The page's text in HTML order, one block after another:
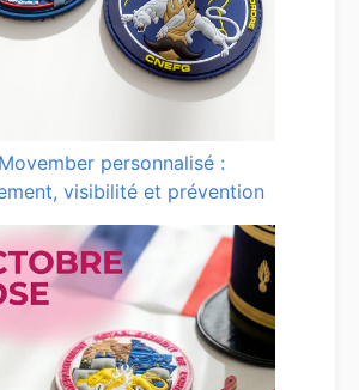
personnalisé :
visibilité et prévention